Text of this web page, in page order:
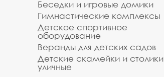
Беседки и игровые домики
Гимнастические комплексы
Детское спортивное
оборудование
Веранды для детских садов
Детские скамейки и столики
уличные